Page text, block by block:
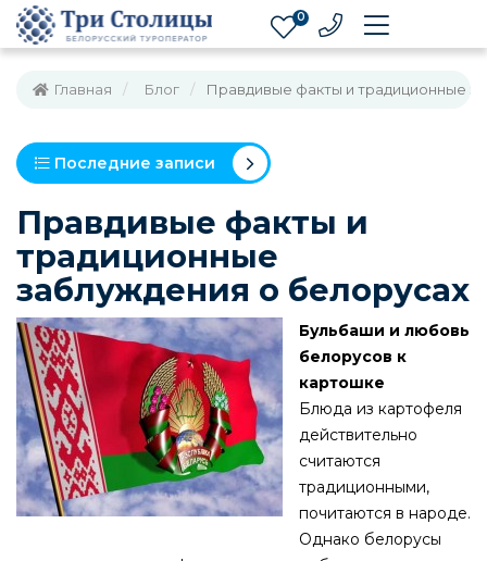
0
Главная Блог Правдивые факты и традиционные
Последние записи
Правдивые факты и
традиционные
заблуждения о белорусах
Бульбаши и любовь
белорусов к
картошке
Блюда из картофеля
действительно
считаются
традиционными,
почитаются в народе.
Однако белорусы